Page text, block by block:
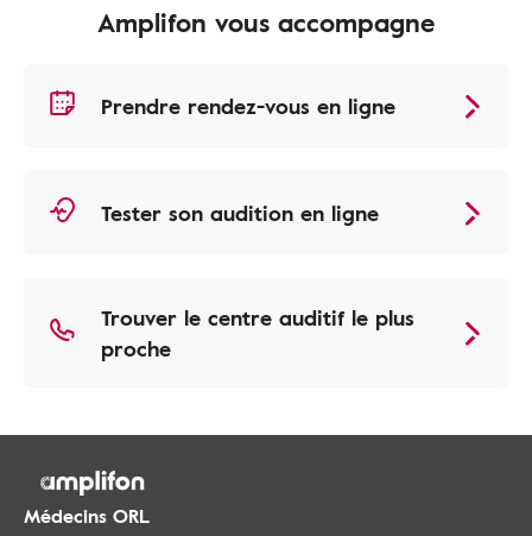
Amplifon vous accompagne
Prendre rendez-vous en ligne
Tester son audition en ligne
Trouver le centre auditif le plus
proche
Médecins ORL